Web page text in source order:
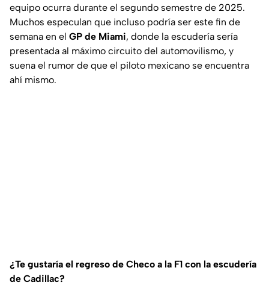
equipo ocurra durante el segundo semestre de 2025.
Muchos especulan que incluso podría ser este fin de
semana en el GP de Miami, donde la escudería sería
presentada al máximo circuito del automovilismo, y
suena el rumor de que el piloto mexicano se encuentra
ahí mismo.
¿Te gustaría el regreso de Checo a la F1 con la escudería
de Cadillac?